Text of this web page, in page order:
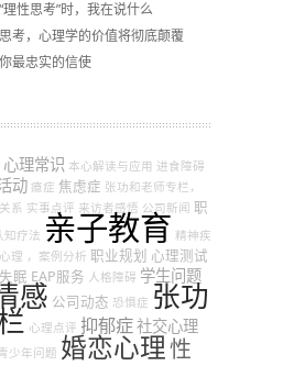
性思考”时，我在说什么
考，心理学的价值将彻底颠覆
最忠实的信使
心理常识 本心解读与应用 进食障碍
动 癔症 焦虑症 张功和老师专栏，
系 实事点评 来访者感悟 公司新闻 职
知疗法 亲子教育 精神疾
理 ，案例分析 职业规划 心理测试
失眠 EAP服务 人格障碍 学生问题
感 公司动态 恐惧症 张功
心理点评 抑郁症社交心理
少年问题 婚恋心理性